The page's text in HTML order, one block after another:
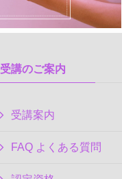
受講のご案内
受講案内
FAQ よくある質問